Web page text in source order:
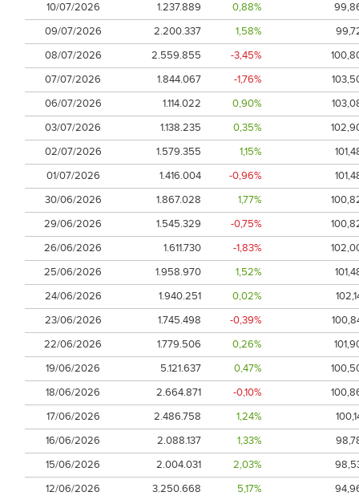
10/07/2026
1.237.889 0,88%
09/07/2026
2.200.337 1,58%
08/07/2026
2.559.855 -3,45%
07/07/2026
1.844.067 -1,76%
06/07/2026
1.114.022 0,90%
03/07/2026
1.138.235 0,35%
02/07/2026
1.579.355 1,15%
01/07/2026
1.416.004 -0,96%
30/06/2026
1.867.028 1,77%
29/06/2026
1.545.329 -0,75%
26/06/2026
1.611.730 -1,83%
25/06/2026
1.958.970 1,52%
24/06/2026
1.940.251 0,02%
23/06/2026
1.745.498 -0,39%
22/06/2026
1.779.506 0,26%
19/06/2026
5.121.637 0,47%
18/06/2026
2.664.871 -0,10%
17/06/2026
2.486.758 1,24%
16/06/2026
2.088.137 1,33%
15/06/2026
2.004.031 2,03%
12/06/2026
3.250.668 5,17%